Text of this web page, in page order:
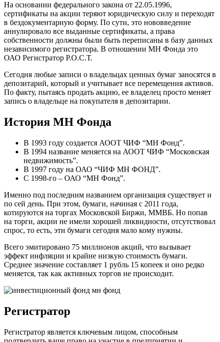
На основании федерального закона от 22.05.1996,
сертификаты на акции теряют юридическую силу и переходят
в бездокументарную форму. По сути, это нововведение
аннулировало все выданные сертификаты, а права
собственности должны были быть переписаны в базу данных
независимого регистратора. В отношении МН Фонда это
ОАО Регистратор Р.О.С.Т.
Сегодня любые записи о владельцах ценных бумаг заносятся в
депозитарий, который и учитывает все перемещения активов.
По факту, пытаясь продать акцию, ее владелец просто меняет
запись о владельце на покупателя в депозитарии.
История МН Фонда
В 1993 году создается АООТ ЧИФ “МН Фонд”.
В 1994 название меняется на АООТ ЧИФ “Московская
недвижимость”.
В 1997 году на ОАО “ЧИФ МН ФОНД”.
С 1998-го – ОАО “МН Фонд”.
Именно под последним названием организация существует и
по сей день. При этом, бумаги, начиная с 2011 года,
котируются на торгах Московской Биржи, ММВБ. Но попав
на торги, акции не имели хорошей ликвидности, отсутствовал
спрос, то есть, эти бумаги сегодня мало кому нужны.
Всего эмитировано 75 миллионов акций, что вызывает
эффект инфляции и крайне низкую стоимость бумаги.
Среднее значение составляет 1 рубль 15 копеек и оно редко
меняется, так как активных торгов не происходит.
Регистратор
Регистратор является ключевым лицом, способным